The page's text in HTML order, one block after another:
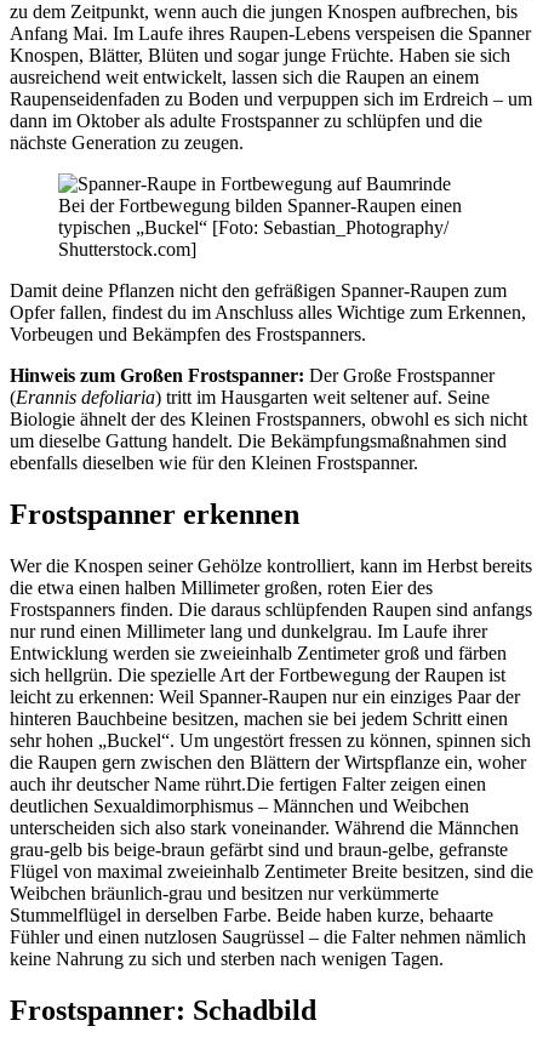
zu dem Zeitpunkt, wenn auch die jungen Knospen aufbrechen, bis
Anfang Mai. Im Laufe ihres Raupen-Lebens verspeisen die Spanner
Knospen, Blätter, Blüten und sogar junge Früchte. Haben sie sich
ausreichend weit entwickelt, lassen sich die Raupen an einem
Raupenseidenfaden zu Boden und verpuppen sich im Erdreich – um
dann im Oktober als adulte Frostspanner zu schlüpfen und die
nächste Generation zu zeugen.
Bei der Fortbewegung bilden Spanner-Raupen einen
typischen „Buckel“ [Foto: Sebastian_Photography/
Shutterstock.com]
Damit deine Pflanzen nicht den gefräßigen Spanner-Raupen zum
Opfer fallen, findest du im Anschluss alles Wichtige zum Erkennen,
Vorbeugen und Bekämpfen des Frostspanners.
Hinweis zum Großen Frostspanner: Der Große Frostspanner
(Erannis defoliaria) tritt im Hausgarten weit seltener auf. Seine
Biologie ähnelt der des Kleinen Frostspanners, obwohl es sich nicht
um dieselbe Gattung handelt. Die Bekämpfungsmaßnahmen sind
ebenfalls dieselben wie für den Kleinen Frostspanner.
Frostspanner erkennen
Wer die Knospen seiner Gehölze kontrolliert, kann im Herbst bereits
die etwa einen halben Millimeter großen, roten Eier des
Frostspanners finden. Die daraus schlüpfenden Raupen sind anfangs
nur rund einen Millimeter lang und dunkelgrau. Im Laufe ihrer
Entwicklung werden sie zweieinhalb Zentimeter groß und färben
sich hellgrün. Die spezielle Art der Fortbewegung der Raupen ist
leicht zu erkennen: Weil Spanner-Raupen nur ein einziges Paar der
hinteren Bauchbeine besitzen, machen sie bei jedem Schritt einen
sehr hohen „Buckel“. Um ungestört fressen zu können, spinnen sich
die Raupen gern zwischen den Blättern der Wirtspflanze ein, woher
auch ihr deutscher Name rührt.Die fertigen Falter zeigen einen
deutlichen Sexualdimorphismus – Männchen und Weibchen
unterscheiden sich also stark voneinander. Während die Männchen
grau-gelb bis beige-braun gefärbt sind und braun-gelbe, gefranste
Flügel von maximal zweieinhalb Zentimeter Breite besitzen, sind die
Weibchen bräunlich-grau und besitzen nur verkümmerte
Stummelflügel in derselben Farbe. Beide haben kurze, behaarte
Fühler und einen nutzlosen Saugrüssel – die Falter nehmen nämlich
keine Nahrung zu sich und sterben nach wenigen Tagen.
Frostspanner: Schadbild